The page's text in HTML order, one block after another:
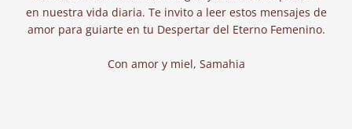
en nuestra vida diaria. Te invito a leer estos mensajes de
amor para guiarte en tu Despertar del Eterno Femenino.
Con amor y miel, Samahia